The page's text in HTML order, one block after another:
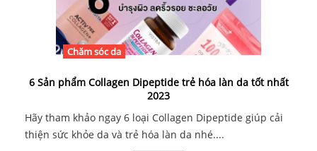
Chăm sóc da
6 Sản phẩm Collagen Dipeptide trẻ hóa làn da tốt nhất
2023
Hãy tham khảo ngay 6 loại Collagen Dipeptide giúp cải
thiện sức khỏe da và trẻ hóa làn da nhé....